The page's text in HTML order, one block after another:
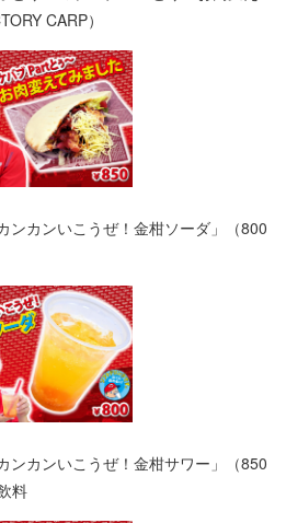
CARP）
ンカンいこうぜ！金柑ソーダ」（800
ンカンいこうぜ！金柑サワー」（850
料